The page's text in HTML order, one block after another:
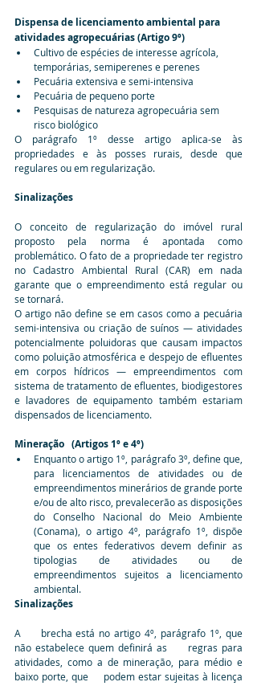
Dispensa de licenciamento ambiental para
atividades agropecuárias (Artigo 9º)
Cultivo de espécies de interesse agrícola,
temporárias, semiperenes e perenes
Pecuária extensiva e semi-intensiva
Pecuária de pequeno porte
Pesquisas de natureza agropecuária sem
risco biológico
O parágrafo 1º desse artigo aplica-se às
propriedades e às posses rurais, desde que
regulares ou em regularização.
Sinalizações
O conceito de regularização do imóvel rural
proposto pela norma é apontada como
problemático. O fato de a propriedade ter registro
no Cadastro Ambiental Rural (CAR) em nada
garante que o empreendimento está regular ou
se tornará.
O artigo não define se em casos como a pecuária
semi-intensiva ou criação de suínos — atividades
potencialmente poluidoras que causam impactos
como poluição atmosférica e despejo de efluentes
em corpos hídricos — empreendimentos com
sistema de tratamento de efluentes, biodigestores
e lavadores de equipamento também estariam
dispensados de licenciamento.
Mineração   (Artigos 1º e 4º)
Enquanto o artigo 1º, parágrafo 3º, define que,
para licenciamentos de atividades ou de
empreendimentos minerários de grande porte
e/ou de alto risco, prevalecerão as disposições
do Conselho Nacional do Meio Ambiente
(Conama), o artigo 4º, parágrafo 1º, dispõe
que os entes federativos devem definir as
tipologias de atividades ou de
empreendimentos sujeitos a licenciamento
ambiental.
Sinalizações
A     brecha está no artigo 4º, parágrafo 1º, que
não estabelece quem definirá as     regras para
atividades, como a de mineração, para médio e
baixo porte, que     podem estar sujeitas à licença